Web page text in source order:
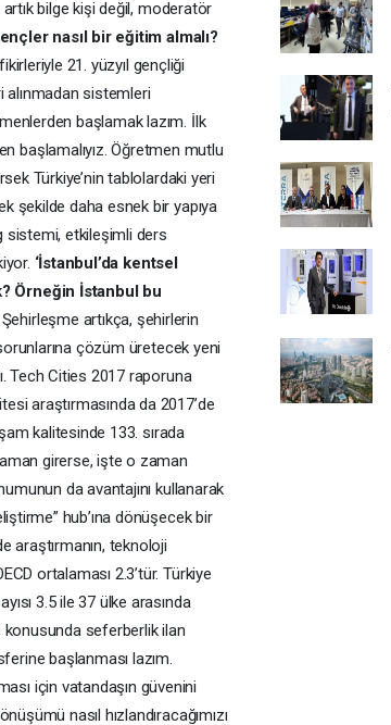
bilge kişi değil, moderatör
nasıl bir eğitim almalı?
21. yüzyıl gençliği
sistemleri
başlamak lazım. İlk
başlamalıyız. Öğretmen mutlu
Türkiye’nin tablolardaki yeri
şekilde daha esnek bir yapıya
sistemi, etkileşimli ders
‘İstanbul’da kentsel
Örneğin İstanbul bu
artıkça, şehirlerin
çözüm üretecek yeni
Tech Cities 2017 raporuna
araştırmasında da 2017’de
kalitesinde 133. sırada
girerse, işte o zaman
da avantajını kullanarak
hub’ına dönüşecek bir
araştırmanın, teknoloji
ortalaması 2.3’tür. Türkiye
3.5 ile 37 ülke arasında
konusunda seferberlik ilan
başlanması lazım.
için vatandaşın güvenini
nasıl hızlandıracağımızı